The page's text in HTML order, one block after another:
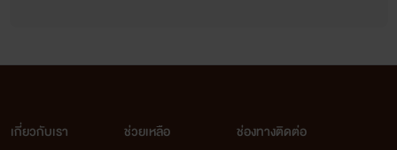
เกี่ยวกับเรา
ช่วยเหลือ
ช่องทางติดต่อ